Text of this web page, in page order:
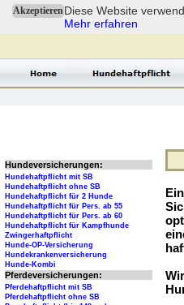
AkzeptierenDiese Website
Mehr erfahren
Hundeversicherungen:
Hundehaftpflicht mit SB
Hundehaftpflicht ohne SB
Hundehaftpflicht für 2 Hunde
Hundehaftpflicht für Pers. ab 55
Hundehaftpflicht für Pers. ab 60
Hundehaftpflicht für Kampfhunde
Zwingerhaftpflicht
Hunde-OP-Versicherung
Hundekrankenversicherung
Hunde-Kombi
Pferdeversicherungen:
Pferdehaftpflicht mit SB
Pferdehaftpflicht ohne SB